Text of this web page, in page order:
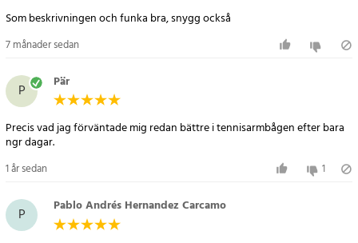
- Diameter: ca 7 cm
- Vikt: 270 gram
- Användning: Träning och rehabilitering av handled, arm och
greppstyrka
Artikelnummer:87665
Som beskrivningen och funka bra, snygg också
7 månader sedan
P Pär
Precis vad jag förväntade mig redan bättre i tennisarmbågen efter bara
ngr dagar.
1 år sedan 1
P Pablo Andrés Hernandez Carcamo